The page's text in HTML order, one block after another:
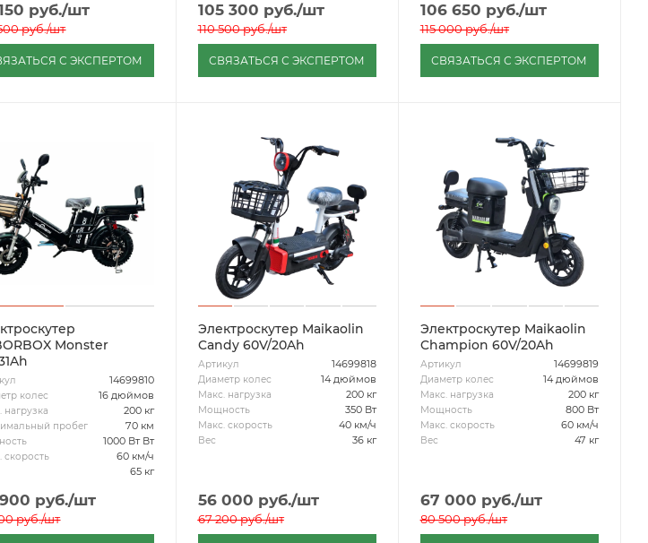
руб./шт
руб./шт
С ЭКСПЕРТОМ
105 300 руб./шт
110 500руб./шт
СВЯЗАТЬСЯ С ЭКСПЕРТОМ
106 650 руб./шт
115 000руб./шт
СВЯЗАТЬСЯ С ЭКСПЕРТОМ
Monster
14699810
колес 16 дюймов
нагрузка 200 кг
пробег 70 км
1000 Вт Вт
скорость 60 км/ч
65 кг
руб./шт
руб./шт
Электроскутер Maikaolin
Candy 60V/20Ah
Артикул 14699818
Диаметр колес 14 дюймов
Макс. нагрузка 200 кг
Мощность 350 Вт
Макс. скорость 40 км/ч
Вес 36 кг
56 000 руб./шт
67 200руб./шт
Электроскутер Maikaolin
Champion 60V/20Ah
Артикул 14699819
Диаметр колес 14 дюймов
Макс. нагрузка 200 кг
Мощность 800 Вт
Макс. скорость 60 км/ч
Вес 47 кг
67 000 руб./шт
80 500руб./шт